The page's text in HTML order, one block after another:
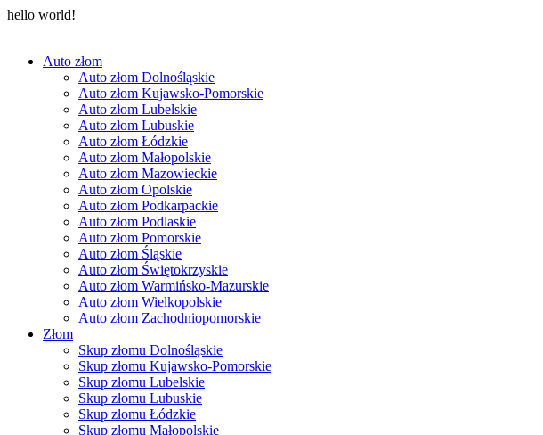
hello world!
Auto złom
Auto złom Dolnośląskie
Auto złom Kujawsko-Pomorskie
Auto złom Lubelskie
Auto złom Lubuskie
Auto złom Łódzkie
Auto złom Małopolskie
Auto złom Mazowieckie
Auto złom Opolskie
Auto złom Podkarpackie
Auto złom Podlaskie
Auto złom Pomorskie
Auto złom Śląskie
Auto złom Świętokrzyskie
Auto złom Warmińsko-Mazurskie
Auto złom Wielkopolskie
Auto złom Zachodniopomorskie
Złom
Skup złomu Dolnośląskie
Skup złomu Kujawsko-Pomorskie
Skup złomu Lubelskie
Skup złomu Lubuskie
Skup złomu Łódzkie
Skup złomu Małopolskie